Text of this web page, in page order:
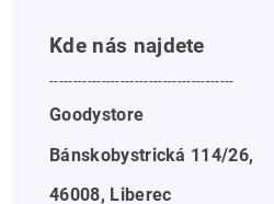
Kde nás najdete
---------------------------------------
Goodystore
Bánskobystrická 114/26,
46008, Liberec